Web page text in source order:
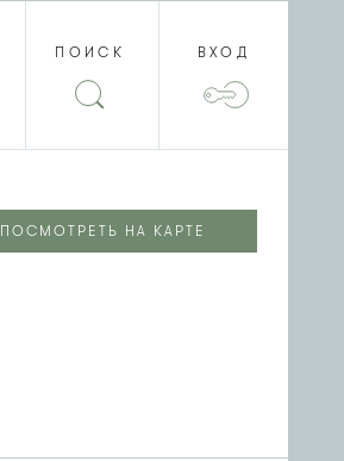
ПОИСК ВХОД
ПОСМОТРЕТЬ НА КАРТЕ